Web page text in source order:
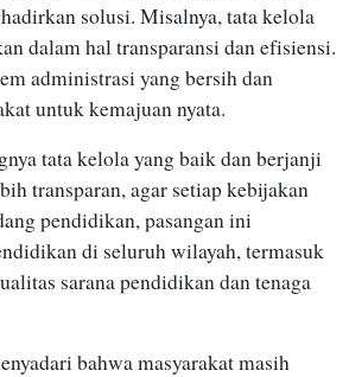
solusi. Misalnya, tata kelola
dalam hal transparansi dan efisiensi.
administrasi yang bersih dan
untuk kemajuan nyata.
tata kelola yang baik dan berjanji
transparan, agar setiap kebijakan
pendidikan, pasangan ini
di seluruh wilayah, termasuk
sarana pendidikan dan tenaga
bahwa masyarakat masih